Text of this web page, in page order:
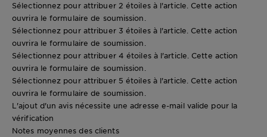
Sélectionnez pour attribuer 2 étoiles à l'article. Cette action
ouvrira le formulaire de soumission.
Sélectionnez pour attribuer 3 étoiles à l'article. Cette action
ouvrira le formulaire de soumission.
Sélectionnez pour attribuer 4 étoiles à l'article. Cette action
ouvrira le formulaire de soumission.
Sélectionnez pour attribuer 5 étoiles à l'article. Cette action
ouvrira le formulaire de soumission.
L'ajout d'un avis nécessite une adresse e-mail valide pour la
vérification
Notes moyennes des clients